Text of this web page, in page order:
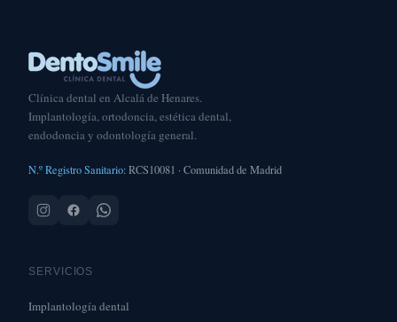
Clínica dental en Alcalá de Henares.
Implantología, ortodoncia, estética dental,
endodoncia y odontología general.
N.º Registro Sanitario:RCS10081 · Comunidad de Madrid
SERVICIOS
Implantología dental